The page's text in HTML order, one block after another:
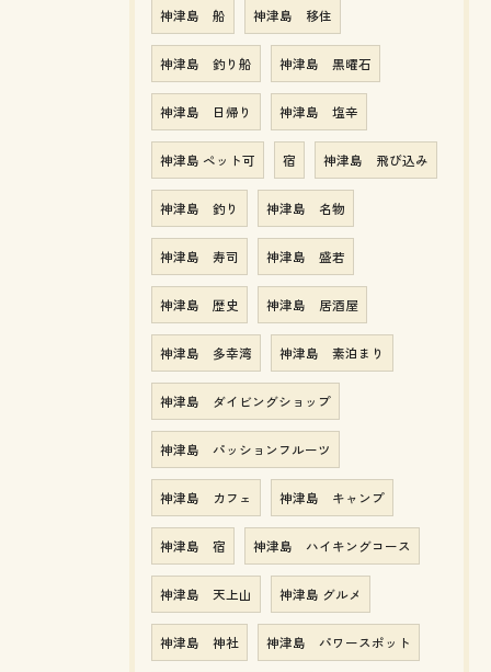
神津島 船 神津島 移住
神津島 釣り船 神津島 黒曜石
神津島 日帰り 神津島 塩辛
神津島 ペット可 宿 神津島 飛び込み
神津島 釣り 神津島 名物
神津島 寿司 神津島 盛若
神津島 歴史 神津島 居酒屋
神津島 多幸湾 神津島 素泊まり
神津島 ダイビングショップ
神津島 パッションフルーツ
神津島 カフェ 神津島 キャンプ
神津島 宿 神津島 ハイキングコース
神津島 天上山 神津島 グルメ
神津島 神社 神津島 パワースポット